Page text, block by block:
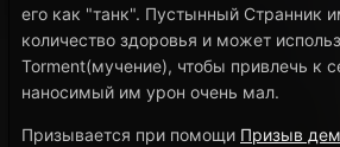
его как "танк". Пустынный Странник
количество здоровья и может
Torment(мучение), чтобы привлечь к
наносимый им урон очень мал.
Призывается при помощи Призыв